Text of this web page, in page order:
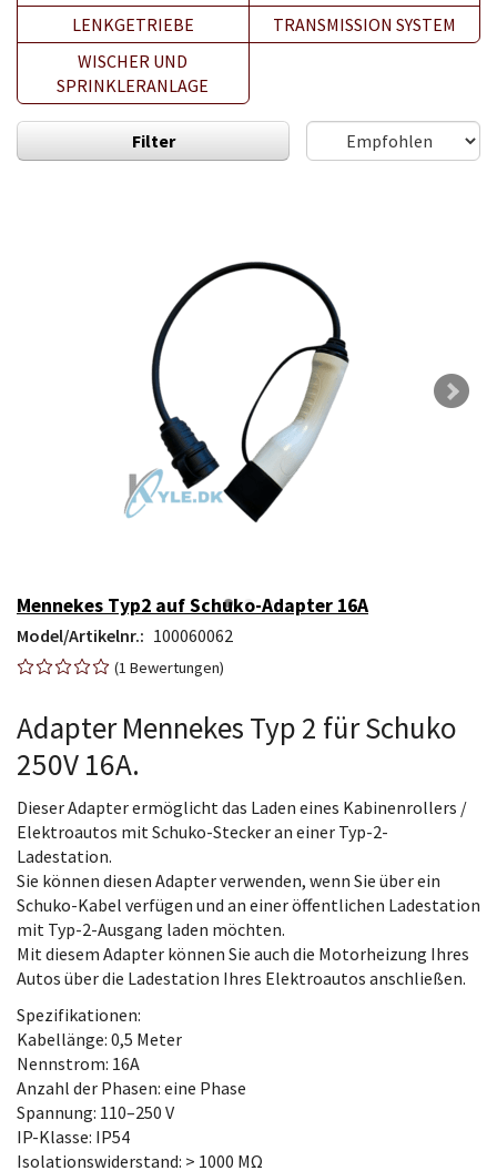
LENKGETRIEBE
TRANSMISSION SYSTEM
WISCHER UND
SPRINKLERANLAGE
Filter
Mennekes Typ2 auf Schuko-Adapter 16A
Model/Artikelnr.: 100060062
1 Bewertungen
Adapter Mennekes Typ 2 für Schuko
250V 16A.
Dieser Adapter ermöglicht das Laden eines Kabinenrollers /
Elektroautos mit Schuko-Stecker an einer Typ-2-
Ladestation.
Sie können diesen Adapter verwenden, wenn Sie über ein
Schuko-Kabel verfügen und an einer öffentlichen Ladestation
mit Typ-2-Ausgang laden möchten.
Mit diesem Adapter können Sie auch die Motorheizung Ihres
Autos über die Ladestation Ihres Elektroautos anschließen.
Spezifikationen:
Kabellänge: 0,5 Meter
Nennstrom: 16A
Anzahl der Phasen: eine Phase
Spannung: 110–250 V
IP-Klasse: IP54
Isolationswiderstand: > 1000 MΩ